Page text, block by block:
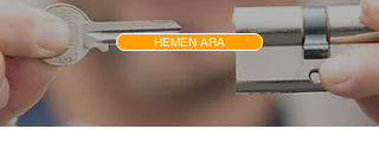
HEMEN ARA